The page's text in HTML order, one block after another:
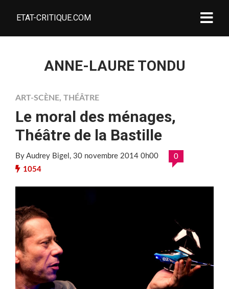
ETAT-CRITIQUE.COM
ANNE-LAURE TONDU
ART-SCÈNE, THÉÂTRE
Le moral des ménages,
Théâtre de la Bastille
By Audrey Bigel , 30 novembre 2014 0h00
0
1054